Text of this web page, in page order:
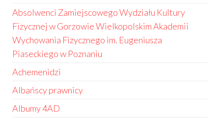
Absolwenci Zamiejscowego Wydziału Kultury
Fizycznej w Gorzowie Wielkopolskim Akademii
Wychowania Fizycznego im. Eugeniusza
Piaseckiego w Poznaniu
Achemenidzi
Albańscy prawnicy
Albumy 4AD